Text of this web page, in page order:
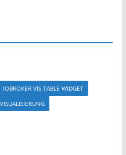
IOBROKER VIS TABLE WIDGET